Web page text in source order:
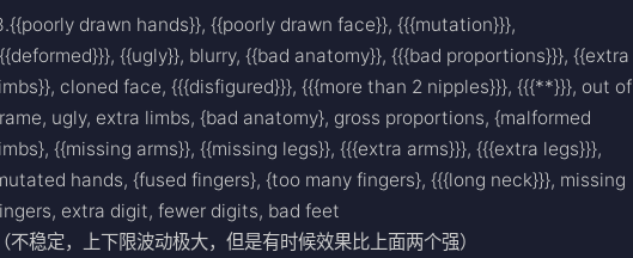
drawn hands}}, {{poorly drawn face}}, {{{mutation}}},
{{ugly}}, blurry, {{bad anatomy}}, {{{bad proportions}}}, {{extra
cloned face, {{{disfigured}}}, {{{more than 2 nipples}}}, {{{**}}}, out of
ugly, extra limbs, {bad anatomy}, gross proportions, {malformed
{{missing arms}}, {{missing legs}}, {{{extra arms}}}, {{{extra legs}}},
hands, {fused fingers}, {too many fingers}, {{{long neck}}}, missing
extra digit, fewer digits, bad feet
（不稳定，上下限波动极大，但是有时候效果比上面两个强）